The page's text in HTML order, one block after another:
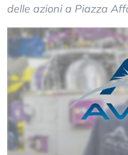
delle azioni a Piazza